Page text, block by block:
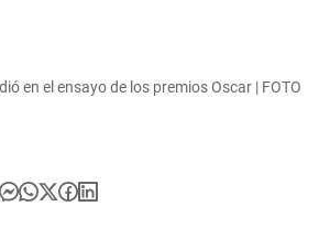
en el ensayo de los premios Oscar | FOTO